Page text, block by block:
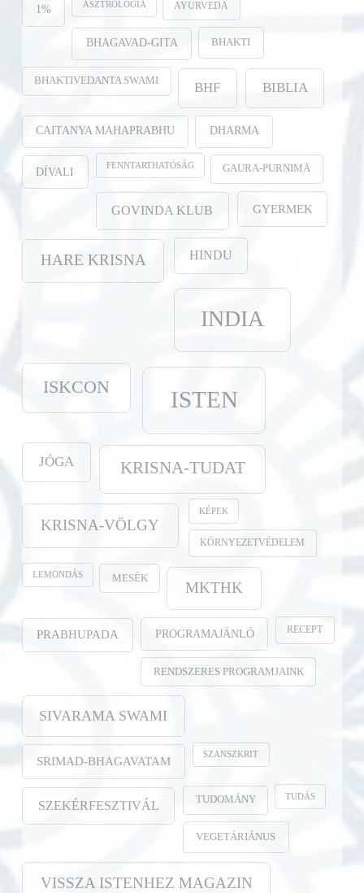
1% ASZTROLÓGIA AYURVEDA
BHAGAVAD-GITA BHAKTI
BHAKTIVEDANTA SWAMI BHF BIBLIA
CAITANYA MAHAPRABHU DHARMA
DÍVALI FENNTARTHATÓSÁG GAURA-PURṆIMĀ
GOVINDA KLUB GYERMEK
HARE KRISNA HINDU
INDIA
ISKCON ISTEN
JÓGA KRISNA-TUDAT
KRISNA-VÖLGY
KÉPEK
KÖRNYEZETVÉDELEM
LEMONDÁS MESÉK
MKTHK
PRABHUPADA PROGRAMAJÁNLÓ RECEPT
RENDSZERES PROGRAMJAINK
SIVARAMA SWAMI
SRIMAD-BHAGAVATAM SZANSZKRIT
SZEKÉRFESZTIVÁL TUDOMÁNY TUDÁS
VEGETÁRIÁNUS
VISSZA ISTENHEZ MAGAZIN